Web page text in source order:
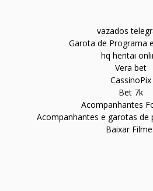
vazados
Garota de Programa
hq hentai
Vera bet
CassinoPix
Bet 7k
Acompanhantes
Acompanhantes e garotas de
Baixar